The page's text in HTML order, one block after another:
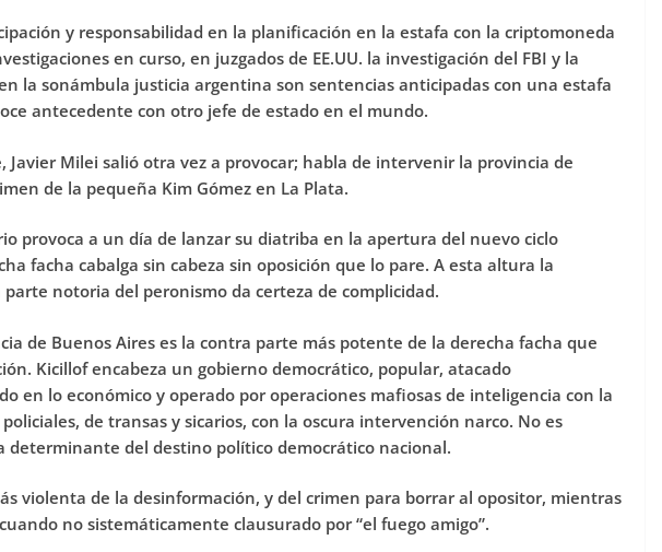
y responsabilidad en la planificación en la estafa con la criptomoneda
en curso, en juzgados de EE.UU. la investigación del FBI y la
la sonámbula justicia argentina son sentencias anticipadas con una estafa
antecedente con otro jefe de estado en el mundo.
Javier Milei salió otra vez a provocar; habla de intervenir la provincia de
de la pequeña Kim Gómez en La Plata.
provoca a un día de lanzar su diatriba en la apertura del nuevo ciclo
facha cabalga sin cabeza sin oposición que lo pare. A esta altura la
notoria del peronismo da certeza de complicidad.
de Buenos Aires es la contra parte más potente de la derecha facha que
Kicillof encabeza un gobierno democrático, popular, atacado
en lo económico y operado por operaciones mafiosas de inteligencia con la
de transas y sicarios, con la oscura intervención narco. No es
determinante del destino político democrático nacional.
violenta de la desinformación, y del crimen para borrar al opositor, mientras
no sistemáticamente clausurado por “el fuego amigo”.